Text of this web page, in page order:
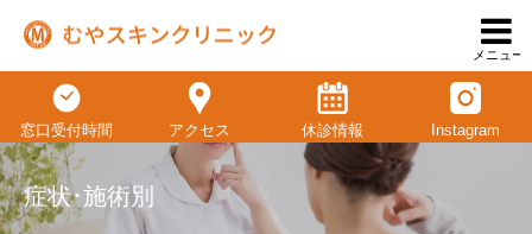
メニュー
窓口受付時間 アクセス 休診情報 Instagram
症状･施術別